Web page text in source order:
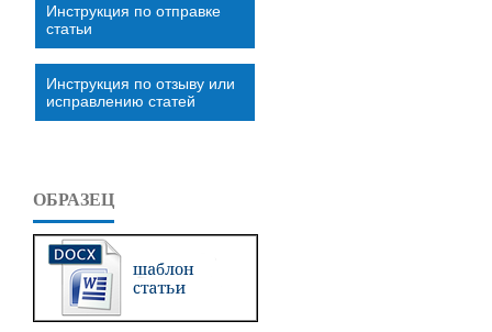
Инструкция по отправке
статьи
Инструкция по отзыву или
исправлению статей
ОБРАЗЕЦ